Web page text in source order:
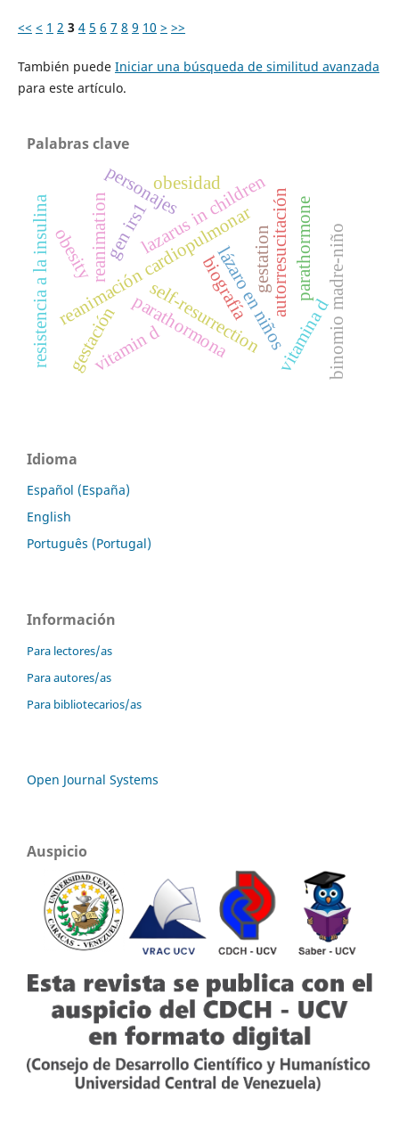
<< < 1 2 3 4 5 6 7 8 9 10 > >>
También puede Iniciar una búsqueda de similitud avanzada
para este artículo.
Palabras clave
autorresucitación
lázaro en niños
reanimación cardiopulmonar
self-resurrection
lazarus in children
reanimation
vitamina d
parathormona
gestación binomio madre-niño
vitamin d
parathormone
gestation
personajes
biografía
gen irs1
resistencia a la insulina
obesidad
obesity
Idioma
Español (España)
English
Português (Portugal)
Información
Para lectores/as
Para autores/as
Para bibliotecarios/as
Open Journal Systems
Auspicio